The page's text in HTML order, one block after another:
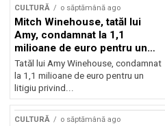
CULTURĂ o săptămână ago
Mitch Winehouse, tatăl lui
Amy, condamnat la 1,1
milioane de euro pentru un
litigiu pierdut
Tatăl lui Amy Winehouse, condamnat
la 1,1 milioane de euro pentru un
litigiu privind...
CULTURĂ o săptămână ago